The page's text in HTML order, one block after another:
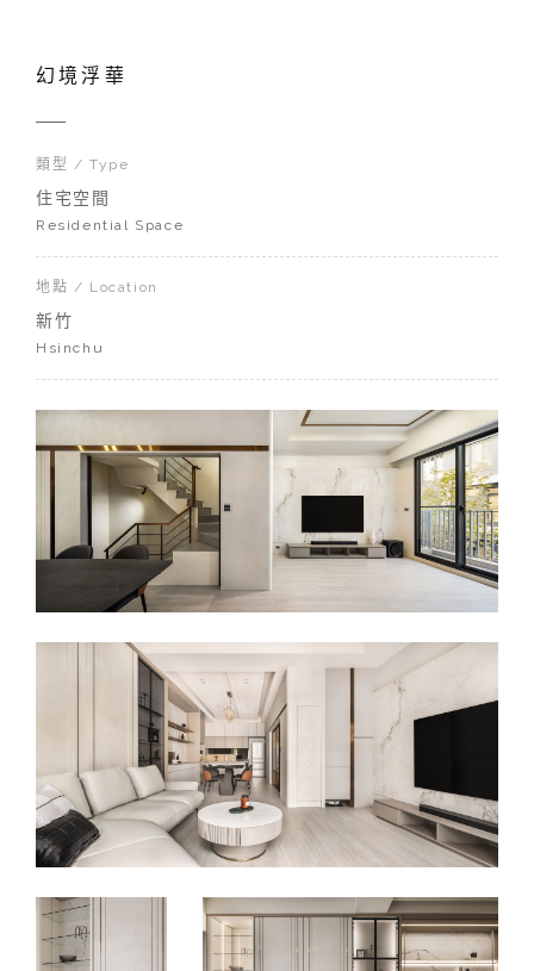
幻境浮華
類型 / Type
住宅空間
Residential Space
地點 / Location
新竹
Hsinchu